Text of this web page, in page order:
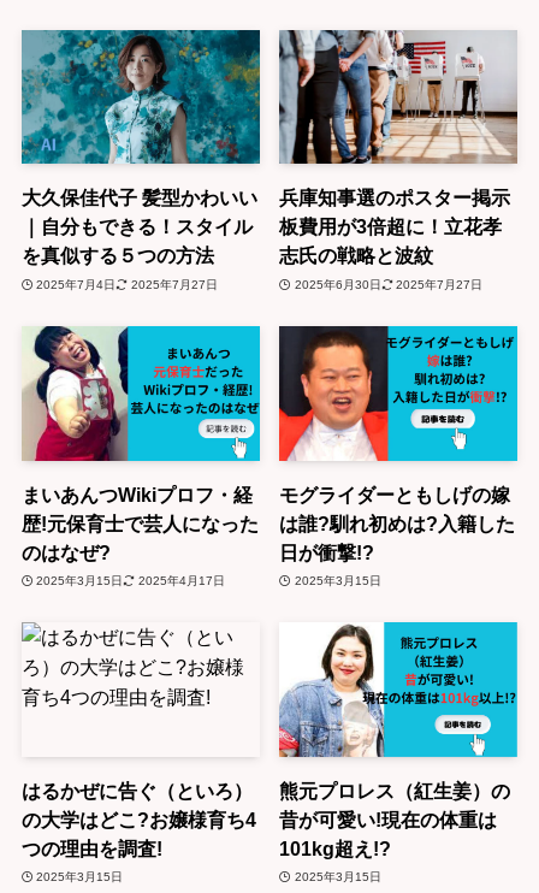
大久保佳代子 髪型かわいい
｜自分もできる！スタイル
を真似する５つの方法
2025年7月4日 2025年7月27日
兵庫知事選のポスター掲示
板費用が3倍超に！立花孝
志氏の戦略と波紋
2025年6月30日 2025年7月27日
まいあんつWikiプロフ・経
歴!元保育士で芸人になった
のはなぜ?
2025年3月15日 2025年4月17日
モグライダーともしげの嫁
は誰?馴れ初めは?入籍した
日が衝撃!?
2025年3月15日
はるかぜに告ぐ（といろ）
の大学はどこ?お嬢様育ち4
つの理由を調査!
2025年3月15日
熊元プロレス（紅生姜）の
昔が可愛い!現在の体重は
101kg超え!?
2025年3月15日